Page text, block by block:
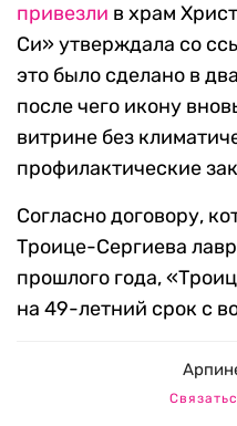
привезли в храм
Си» утверждала со
это было сделано в
после чего икону
витрине без
профилактические
Согласно договору,
Троице-Сергиева
прошлого года,
на 49-летний срок с